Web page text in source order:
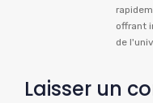
offrant
de
Laisser un